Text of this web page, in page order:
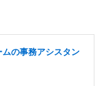
の事務アシスタン